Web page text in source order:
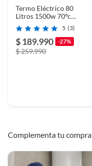
Termo Eléctrico 80
Litros 1500w 70°c
PRIMATERM
5 (3)
$ 189.990 -27%
$ 259.990
Complementa tu compra